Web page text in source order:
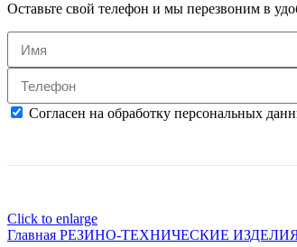
Оставьте свой телефон и мы перезвоним в
Согласен на обработку персональных
Click to enlarge
Главная РЕЗИНО-ТЕХНИЧЕСКИЕ